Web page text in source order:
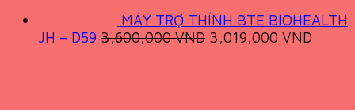
MÁY TRỢ THÍNH BTE BIOHEALTH
JH – D59 3,600,000VND Original
3,019,000 VND